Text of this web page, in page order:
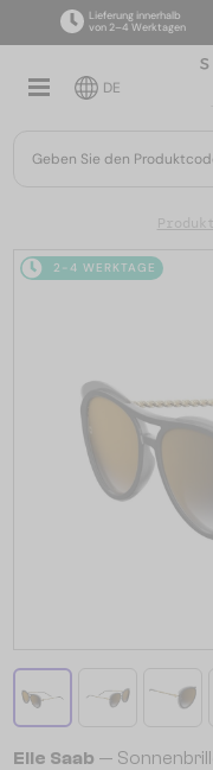
Lieferung innerhalb
von 2–4 Werktagen
DE
2-4 WERKTAGE
Elie Saab —